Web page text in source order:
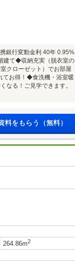
銀行変動金利 40年 0.95%
建て◆収納充実（脱衣室の
クローゼット）でお部屋
てお得！◆食洗機・浴室暖
なる！ご見学できます。
料をもらう（無料）
264.86m2